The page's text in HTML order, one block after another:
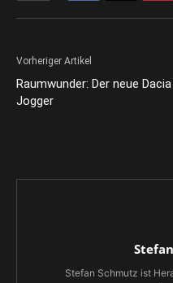
Vorheriger Artikel
Raumwunder: Der neue Dacia
Jogger
Stefan Schmutz ist